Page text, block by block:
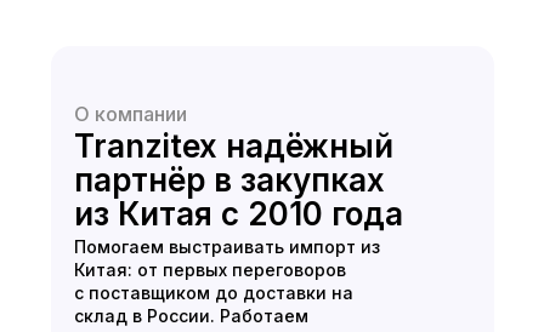
О компании
Tranzitex надёжный
партнёр в закупках
из Китая с 2010 года
Помогаем выстраивать импорт из
Китая: от первых переговоров
с поставщиком до доставки на
склад в России. Работаем